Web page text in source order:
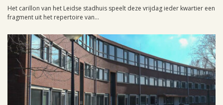
Het carillon van het Leidse stadhuis speelt deze vrijdag ieder kwartier een
fragment uit het repertoire van...